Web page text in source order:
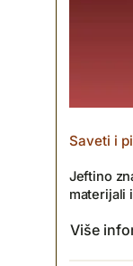
Saveti i
Jeftino
materijali
Više